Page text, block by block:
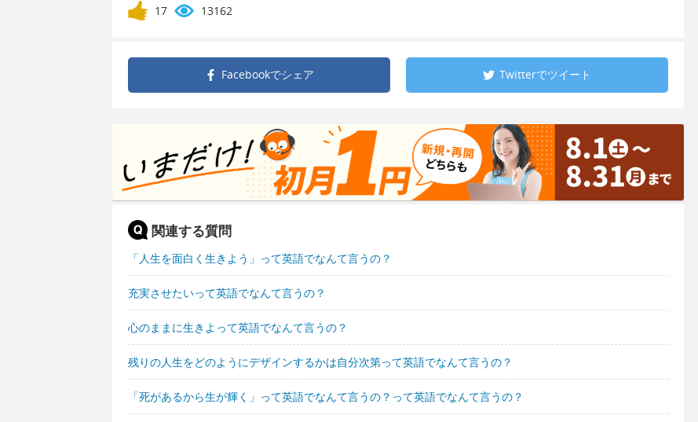
17 13162
Facebookでシェア Twitterでツイート
関連する質問
「人生を面白く生きよう」って英語でなんて言うの？
充実させたいって英語でなんて言うの？
心のままに生きよって英語でなんて言うの？
残りの人生をどのようにデザインするかは自分次第って英語でなんて言うの？
「死があるから生が輝く」って英語でなんて言うの？って英語でなんて言うの？